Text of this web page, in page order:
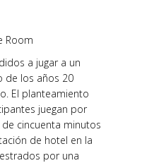
a jugar a un
de los años 20
El planteamiento
juegan por
cincuenta minutos
de hotel en la
por una